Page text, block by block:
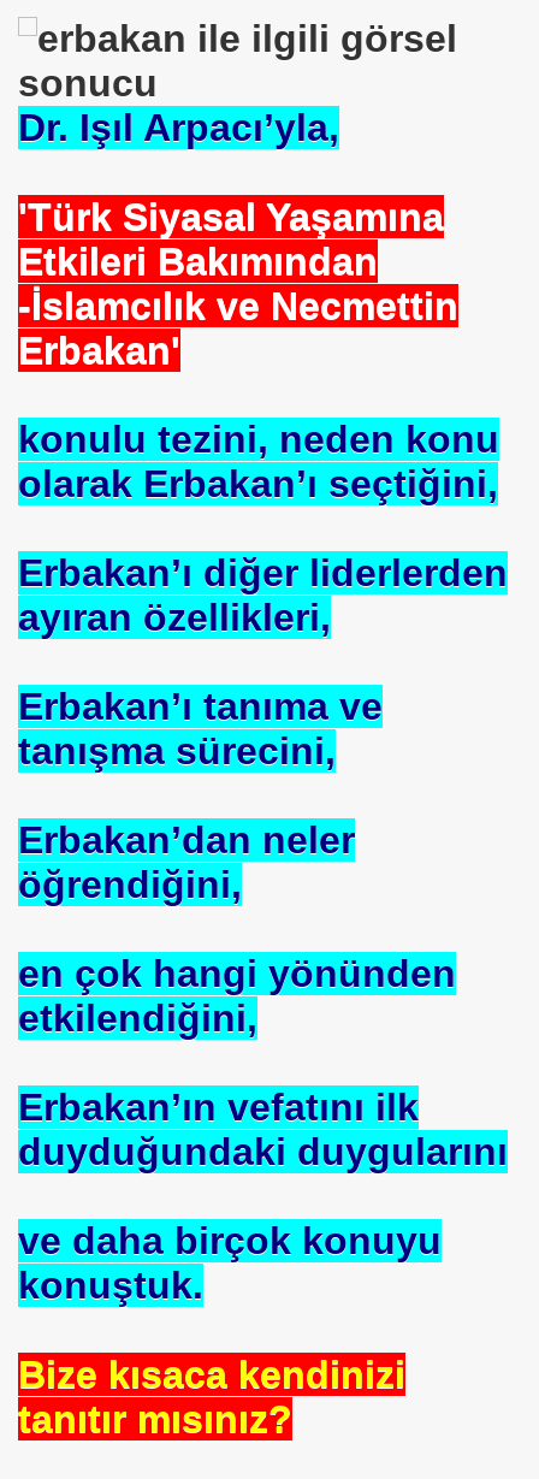
Dr. Işıl Arpacı’yla,
'Türk Siyasal Yaşamına
Etkileri Bakımından
-İslamcılık ve Necmettin
Erbakan'
konulu tezini, neden konu
olarak Erbakan’ı seçtiğini,
Erbakan’ı diğer liderlerden
ayıran özellikleri,
Erbakan’ı tanıma ve
tanışma sürecini,
Erbakan’dan neler
öğrendiğini,
en çok hangi yönünden
etkilendiğini,
Erbakan’ın vefatını ilk
duyduğundaki duygularını
ve daha birçok konuyu
konuştuk.
Bize kısaca kendinizi
tanıtır mısınız?
ERDEMi
?
İSMAİL TOPKAR
GÜRSES
TIBBI =Türk+Rus+Çin Tıbbı